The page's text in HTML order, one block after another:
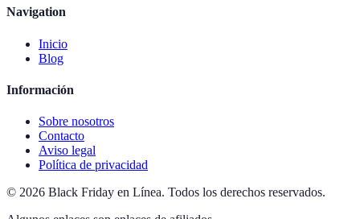
Navigation
Inicio
Blog
Información
Sobre nosotros
Contacto
Aviso legal
Política de privacidad
© 2026 Black Friday en Línea. Todos los derechos reservados.